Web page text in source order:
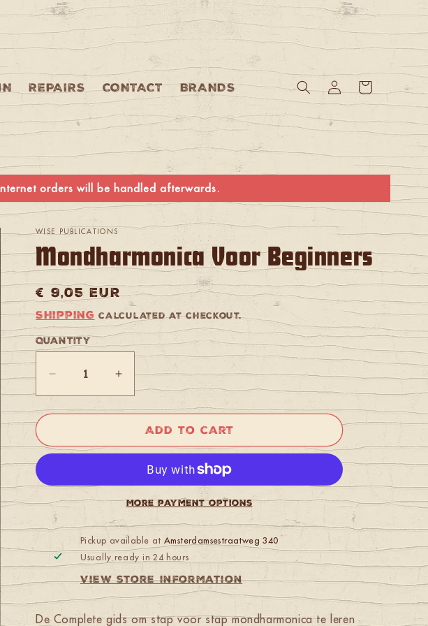
REPAIRS CONTACT BRANDS
Log
in
Cart
orders will be handled afterwards.
WISE PUBLICATIONS
Mondharmonica Voor Beginners
Regular
price
€ 9,05 EUR
Shipping calculated at checkout.
Quantity
Quantity
Decrease
quantity
for
Beginners
Increase
quantity
for
Mondharmonica
Beginners
Add to cart
More payment options
Pickup available atAmsterdamsestraatweg 340
Usually ready in 24 hours
View store information
De Complete gids om stap voor stap mondharmonica te leren